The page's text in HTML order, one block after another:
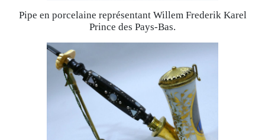
Pipe en porcelaine représentant Willem Frederik Karel
Prince des Pays-Bas.